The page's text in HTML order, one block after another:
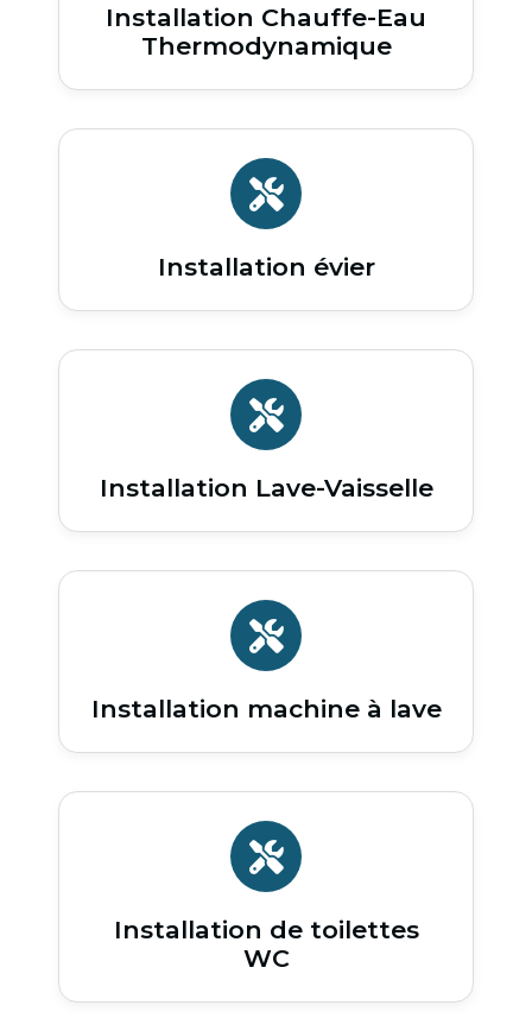
Installation Chauffe-Eau
Thermodynamique
Installation évier
Installation Lave-Vaisselle
Installation machine à lave
Installation de toilettes
WC